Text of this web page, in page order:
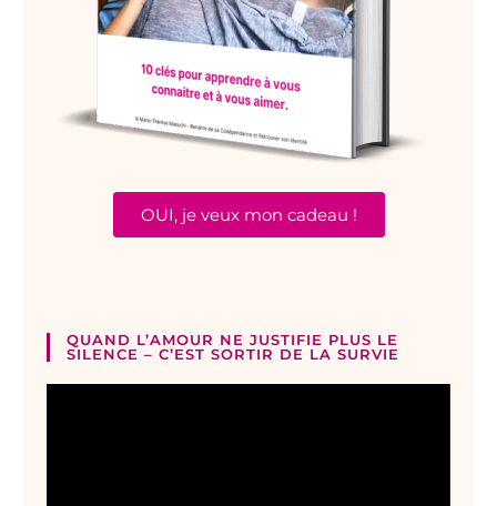
OUI, je veux mon cadeau !
QUAND L’AMOUR NE JUSTIFIE PLUS LE
SILENCE – C’EST SORTIR DE LA SURVIE